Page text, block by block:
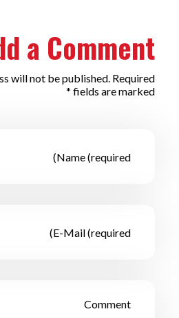
a Comment
will not be published. Required
fields are marked *